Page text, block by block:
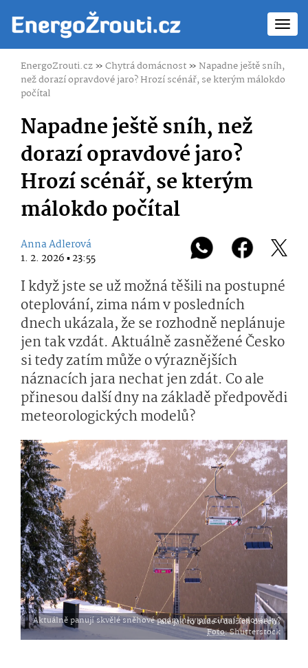
EnergoZrouti.cz»Chytrá domácnost»Napadne ještě sníh,
než dorazí opravdové jaro? Hrozí scénář, se kterým málokdo
počítal
Napadne ještě sníh, než
dorazí opravdové jaro?
Hrozí scénář, se kterým
málokdo počítal
Anna Adlerová
1. 2. 2026 ▪ 23:55
I když jste se už možná těšili na postupné
oteplování, zima nám v posledních
dnech ukázala, že se rozhodně neplánuje
jen tak vzdát. Aktuálně zasněžené Česko
si tedy zatím může o výraznějších
náznacích jara nechat jen zdát. Co ale
přinesou další dny na základě předpovědi
meteorologických modelů?
Aktuálně panují skvělé sněhové podmínky pro zimní radovánky, ale jak to bude v dalších dnech?
Foto: Shutterstock